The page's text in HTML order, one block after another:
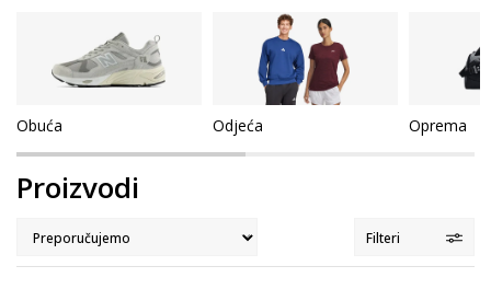
Obuća Odjeća Oprema
Proizvodi
Filteri